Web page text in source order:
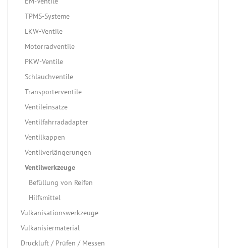
TPMS-Systeme
LKW-Ventile
Motorradventile
PKW-Ventile
Schlauchventile
Transporterventile
Ventileinsätze
Ventilfahrradadapter
Ventilkappen
Ventilverlängerungen
Ventilwerkzeuge
Befüllung von Reifen
Hilfsmittel
Vulkanisationswerkzeuge
Vulkanisiermaterial
Druckluft / Prüfen / Messen